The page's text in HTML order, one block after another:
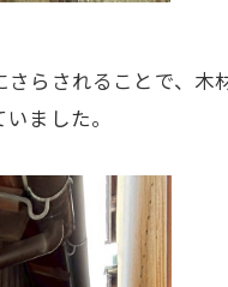
らされることで、木
ました。